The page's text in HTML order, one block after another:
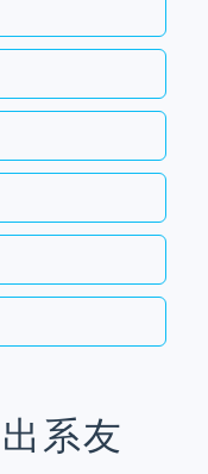
系友